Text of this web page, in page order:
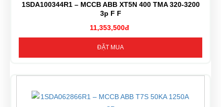
1SDA100344R1 – MCCB ABB XT5N 400 TMA 320-3200
3p F F
11,353,500đ
ĐẶT MUA